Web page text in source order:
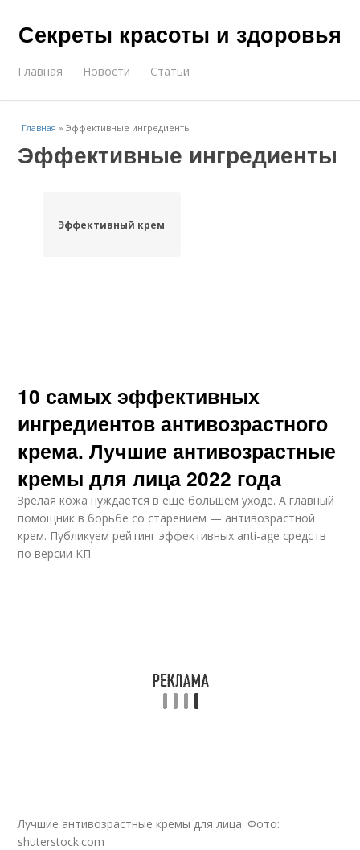
Секреты красоты и здоровья
Главная Новости Статьи
Главная »Эффективные ингредиенты
Эффективные ингредиенты
Эффективный крем
10 самых эффективных
ингредиентов антивозрастного
крема. Лучшие антивозрастные
кремы для лица 2022 года
Зрелая кожа нуждается в еще большем уходе. А главный
помощник в борьбе со старением — антивозрастной
крем. Публикуем рейтинг эффективных anti-age средств
по версии КП
Лучшие антивозрастные кремы для лица. Фото:
shuterstock.com